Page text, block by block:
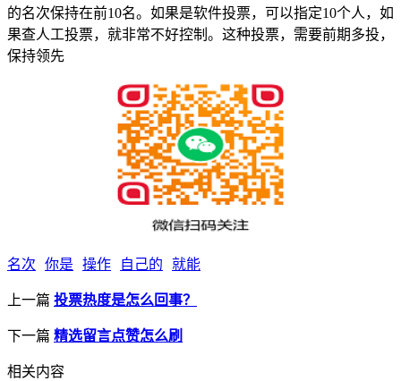
的名次保持在前10名。如果是软件投票，可以指定10个人，如
果查人工投票，就非常不好控制。这种投票，需要前期多投，
保持领先
名次 你是 操作 自己的 就能
上一篇 投票热度是怎么回事？
下一篇 精选留言点赞怎么刷
相关内容